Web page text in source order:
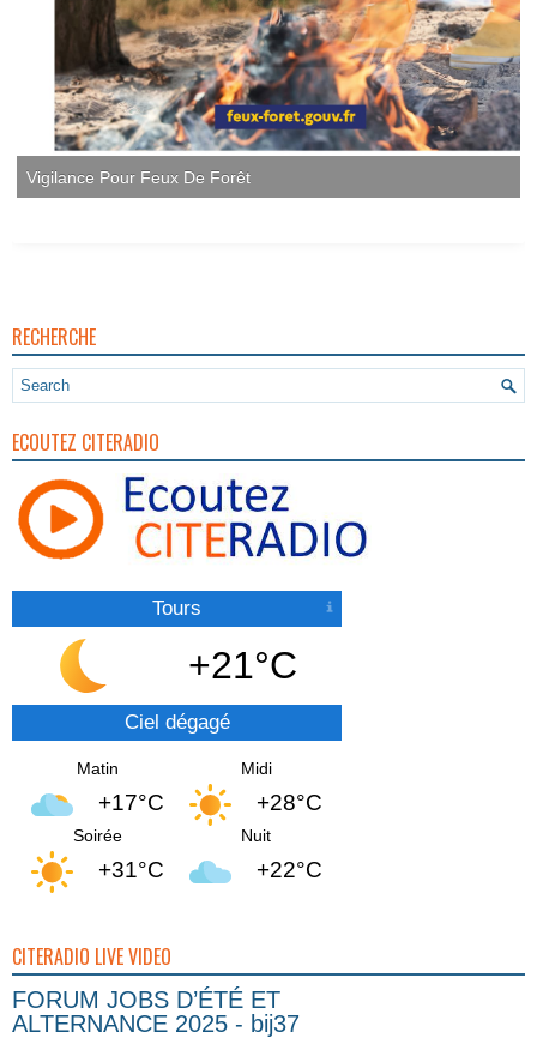
Vigilance Pour Feux De Forêt
RECHERCHE
ECOUTEZ CITERADIO
Tours
+21°C
Ciel dégagé
Matin
+17°C
Midi
+28°C
Soirée
+31°C
Nuit
+22°C
CITERADIO LIVE VIDEO
FORUM JOBS D’ÉTÉ ET
ALTERNANCE 2025 - bij37